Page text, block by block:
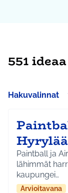
551 ideaa
Hakuvalinnat
Paintball ja
lähimmät
kaupungei…
Arvioitavana